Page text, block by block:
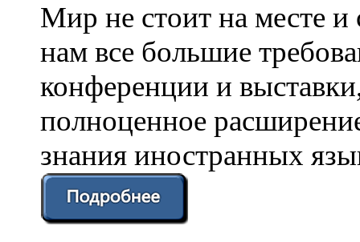
Мир не стоит на месте
нам все большие
конференции и
полноценное
знания иностранных